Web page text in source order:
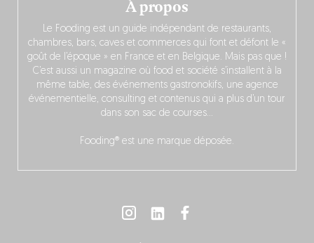
À propos
Le Fooding est un guide indépendant de restaurants,
chambres, bars, caves et commerces qui font et défont le «
goût de l’époque » en France et en Belgique. Mais pas que !
C’est aussi un magazine où food et société s’installent à la
même table, des événements gastronokifs, une agence
événementielle, consulting et contenus qui a plus d’un tour
dans son sac de courses…
Fooding® est une marque déposée.